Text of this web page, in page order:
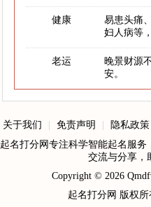
健康
易患头痛
妇人病等
老运
晚景财源
安。
关于我们 免责声明 隐私政策
起名打分网专注科学智能起名服
交流与分享，
Copyright © 2026
起名打分网 版权所